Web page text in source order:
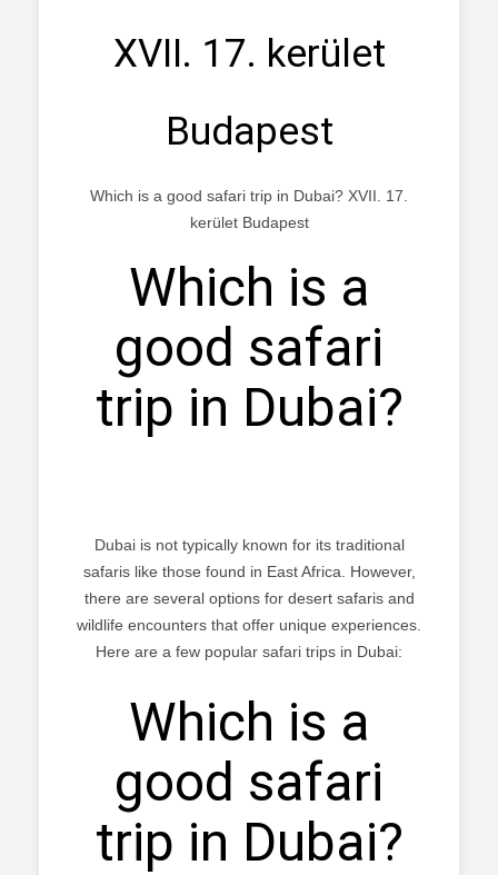
XVII. 17. kerület
Budapest
Which is a good safari trip in Dubai? XVII. 17.
kerület Budapest
Which is a
good safari
trip in Dubai?
Dubai is not typically known for its traditional
safaris like those found in East Africa. However,
there are several options for desert safaris and
wildlife encounters that offer unique experiences.
Here are a few popular safari trips in Dubai:
Which is a
good safari
trip in Dubai?